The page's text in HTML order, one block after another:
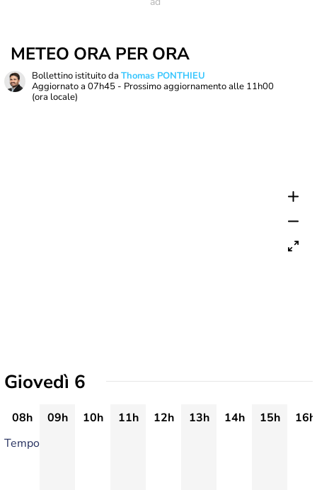
METEO ORA PER ORA
Bollettino istituito da Thomas PONTHIEU
Aggiornato a 07h45 - Prossimo aggiornamento alle 11h00
(ora locale)
Giovedì 6
08h 09h 10h 11h 12h 13h 14h 15h
16h
Tempo